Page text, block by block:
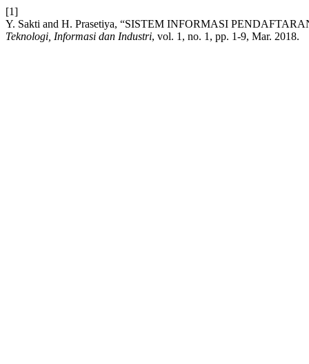
[1]
Y. Sakti and H. Prasetiya, “SISTEM INFORMASI
Teknologi, Informasi dan Industri, vol. 1, no. 1, pp. 1-9, Mar. 2018.